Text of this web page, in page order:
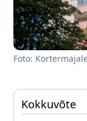
Foto:
Kokkuvõte